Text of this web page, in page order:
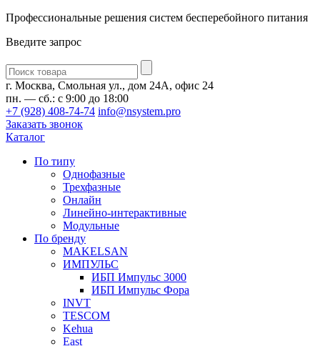
Профессиональные решения систем бесперебойного питания
Введите запрос
Введите
запрос
г. Москва, Смольная ул., дом 24А, офис 24
пн. — сб.: с 9:00 до 18:00
+7 (928) 408-74-74 info@nsystem.pro
Заказать звонок
Каталог
По типу
Однофазные
Трехфазные
Онлайн
Линейно-интерактивные
Модульные
По бренду
MAKELSAN
ИМПУЛЬС
ИБП Импульс 3000
ИБП Импульс Фора
INVT
TESCOM
Kehua
East